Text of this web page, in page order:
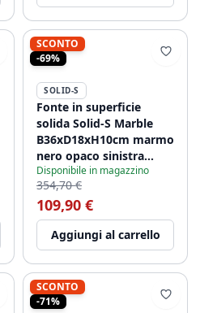
SCONTO
-69%
SOLID-S
Fonte in superficie
solida Solid-S Marble
B36xD18xH10cm marmo
nero opaco sinistra
senza foro per rubinetto
1208954636
Disponibile in magazzino
354,70 €
109,90 €
Aggiungi al carrello
SCONTO
-71%